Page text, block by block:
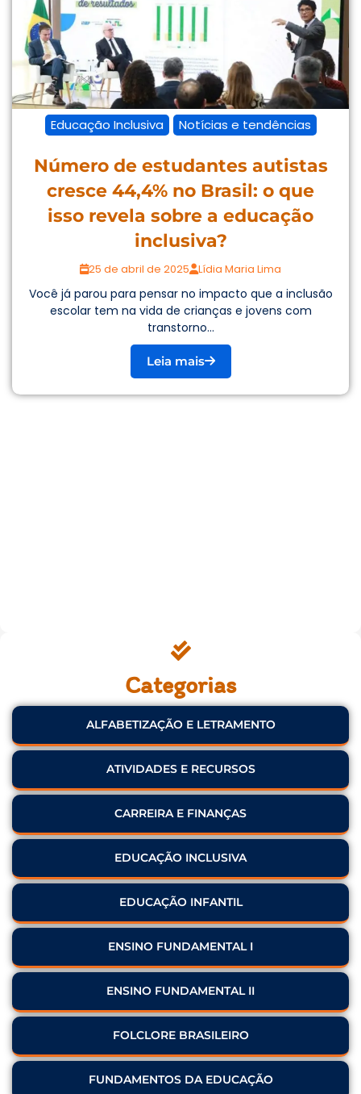
Educação Inclusiva Notícias e tendências
Número de estudantes autistas
cresce 44,4% no Brasil: o que
isso revela sobre a educação
inclusiva?
25 de abril de 2025 Lídia Maria Lima
Você já parou para pensar no impacto que a inclusão
escolar tem na vida de crianças e jovens com
transtorno...
Leia mais
Categorias
ALFABETIZAÇÃO E LETRAMENTO
ATIVIDADES E RECURSOS
CARREIRA E FINANÇAS
EDUCAÇÃO INCLUSIVA
EDUCAÇÃO INFANTIL
ENSINO FUNDAMENTAL I
ENSINO FUNDAMENTAL II
FOLCLORE BRASILEIRO
FUNDAMENTOS DA EDUCAÇÃO